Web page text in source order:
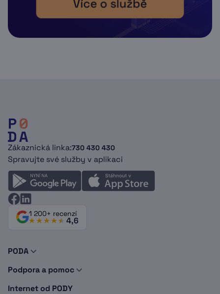
Zákaznická linka:730 430 430
Spravujte své služby v aplikaci
1 200+ recenzí
4,6
PODA
Novinky a tipy
Doporuč PODU
Podpora a pomoc
Podpora
Internet od PODY